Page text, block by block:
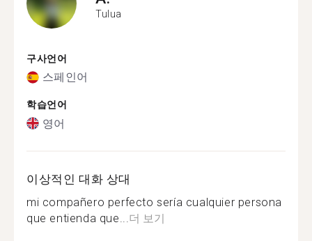
Tulua
구사언어
스페인어
학습언어
영어
이상적인 대화 상대
mi compañero perfecto sería cualquier persona
que entienda que... 더 보기